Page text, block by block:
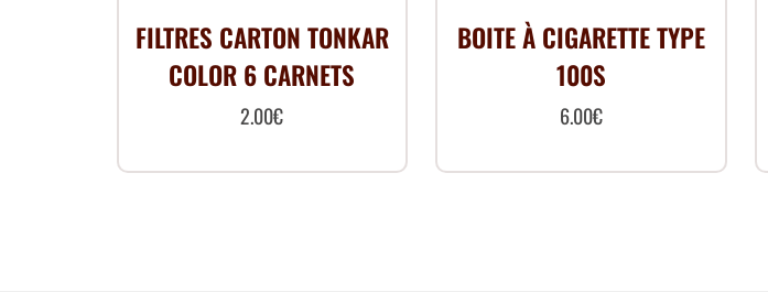
FILTRES CARTON TONKAR
COLOR 6 CARNETS
2.00€
BOITE À CIGARETTE TYPE
100S
6.00€